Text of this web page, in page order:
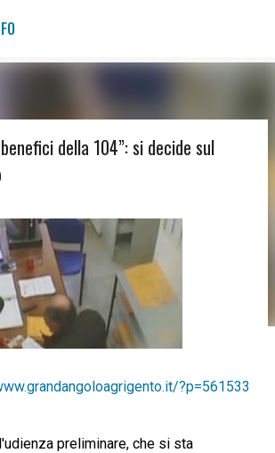
ai contenuti principali
della 104”: si decide sul
?p=561533
preliminare, che si sta